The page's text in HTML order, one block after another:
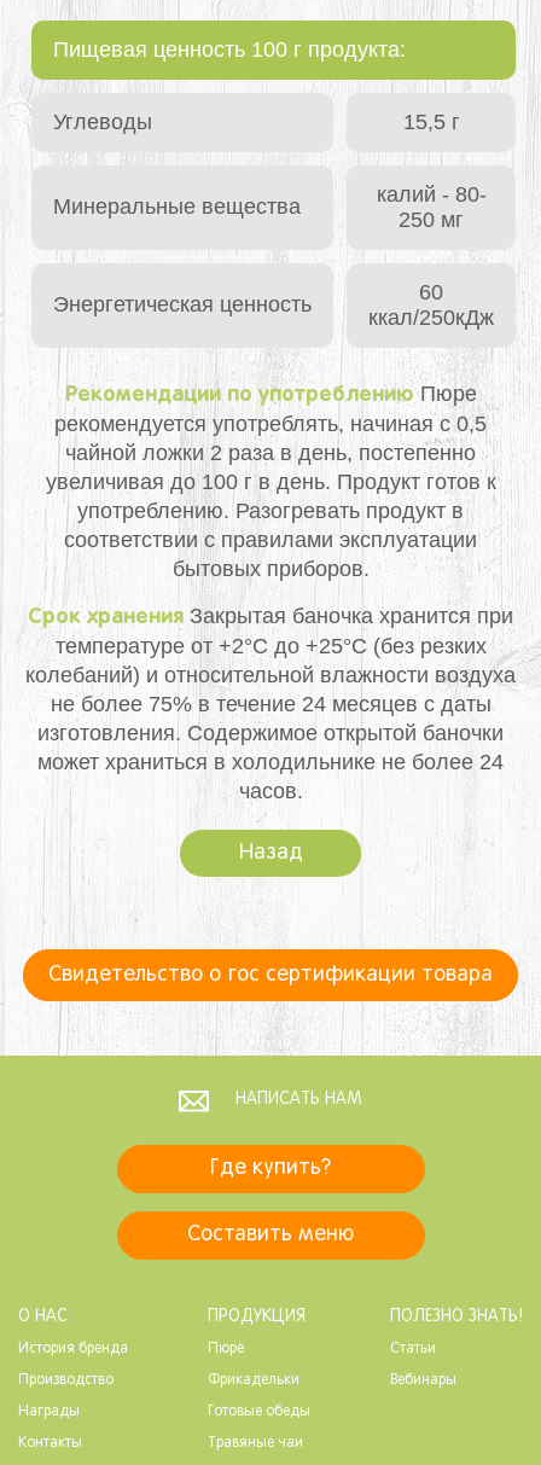
Пищевая ценность 100 г продукта:
Углеводы 15,5 г
Минеральные вещества
калий - 80-
250 мг
Энергетическая ценность
60
ккал/250кДж
Рекомендации по употреблению Пюре
рекомендуется употреблять, начиная с 0,5
чайной ложки 2 раза в день, постепенно
увеличивая до 100 г в день. Продукт готов к
употреблению. Разогревать продукт в
соответствии с правилами эксплуатации
бытовых приборов.
Срок хранения Закрытая баночка хранится при
температуре от +2°С до +25°С (без резких
колебаний) и относительной влажности воздуха
не более 75% в течение 24 месяцев с даты
изготовления. Содержимое открытой баночки
может храниться в холодильнике не более 24
часов.
Назад
Свидетельство о гос сертификации товара
Где купить?
Составить меню
НАПИСАТЬ НАМ
О НАС
История бренда
Производство
Награды
Контакты
ПРОДУКЦИЯ
Пюре
Фрикадельки
Готовые обеды
Травяные чаи
ПОЛЕЗНО ЗНАТЬ!
Статьи
Вебинары